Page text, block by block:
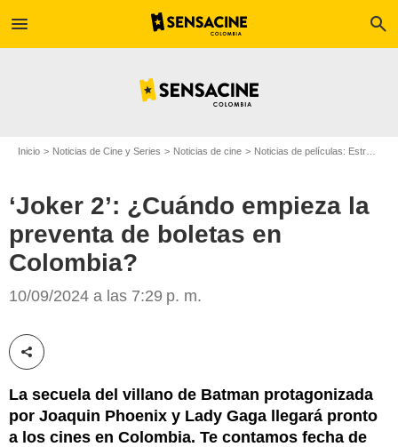
menu search
Inicio Noticias de Cine y Series Noticias de cine Noticias de películas: Estreno de película
‘Joker 2’: ¿Cuándo empieza la
preventa de boletas en
Colombia?
10/09/2024 a las 7:29 p. m.
Compartir esta noticia
La secuela del villano de Batman protagonizada
por Joaquin Phoenix y Lady Gaga llegará pronto
a los cines en Colombia. Te contamos fecha de